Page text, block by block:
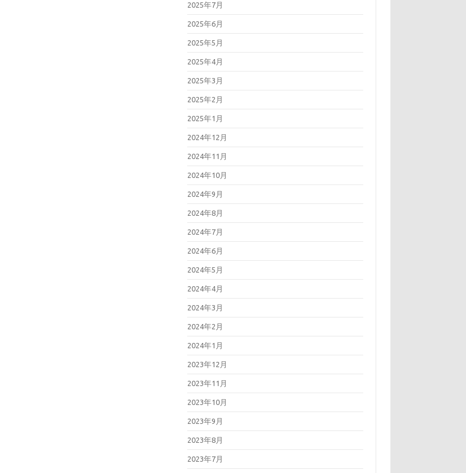
2025年7月
2025年6月
2025年5月
2025年4月
2025年3月
2025年2月
2025年1月
2024年12月
2024年11月
2024年10月
2024年9月
2024年8月
2024年7月
2024年6月
2024年5月
2024年4月
2024年3月
2024年2月
2024年1月
2023年12月
2023年11月
2023年10月
2023年9月
2023年8月
2023年7月